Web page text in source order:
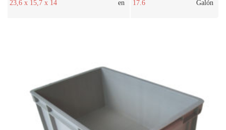
23,6 x 15,7 x 14 en 17.6 Galón